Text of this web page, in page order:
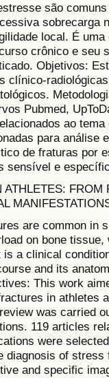
são
sobrecarga
local. É
crônico e seu
Objetivos:
clínico-
Pubmed,
ao
para análise
de fraturas por
sensível e
FROM
are common in
on bone
a clinical
and its
This work
in athletes
was carried
119 articles
were
diagnosis of
and specific